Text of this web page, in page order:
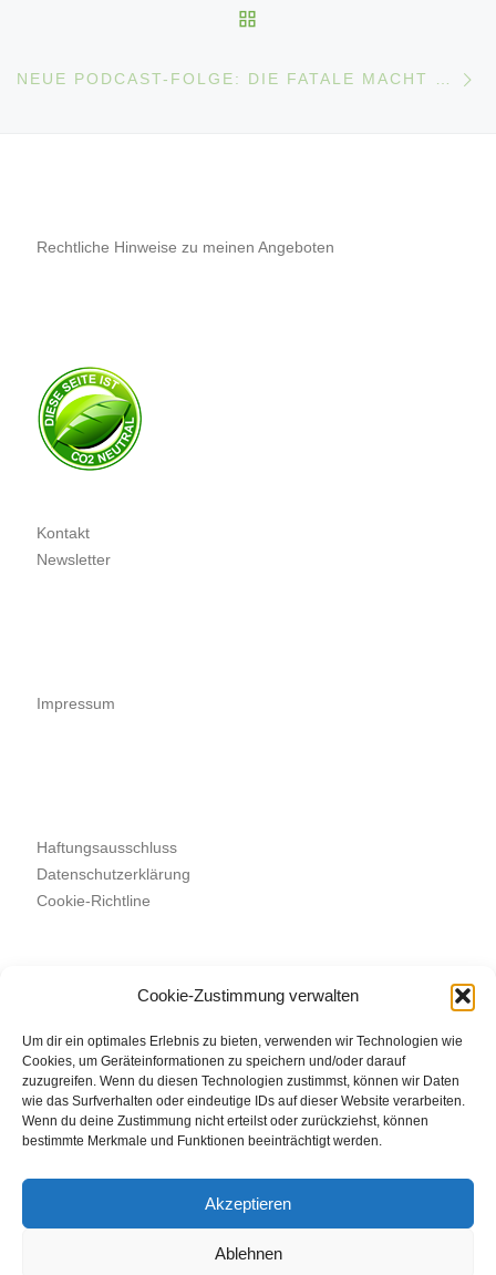
Cookie-Zustimmung verwalten
Um dir ein optimales Erlebnis zu bieten, verwenden wir Technologien wie
Cookies, um Geräteinformationen zu speichern und/oder darauf
zuzugreifen. Wenn du diesen Technologien zustimmst, können wir Daten
wie das Surfverhalten oder eindeutige IDs auf dieser Website verarbeiten.
Wenn du deine Zustimmung nicht erteilst oder zurückziehst, können
bestimmte Merkmale und Funktionen beeinträchtigt werden.
Akzeptieren
Ablehnen
NEUE PODCAST-FOLGE: DIE FATALE MACHT DER ANGST
Rechtliche Hinweise zu meinen Angeboten
Kontakt
Newsletter
Impressum
Haftungsausschluss
Datenschutzerklärung
Cookie-Richtline
SUCHEN